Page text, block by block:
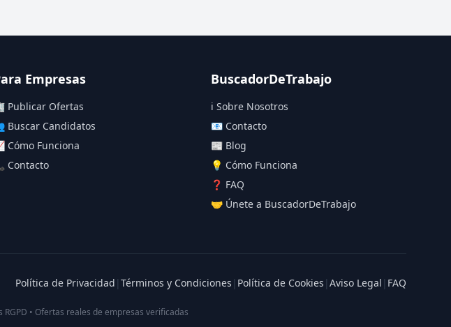
Empresas
Publicar Ofertas
Buscar Candidatos
Cómo Funciona
Contacto
BuscadorDeTrabajo
ℹ️ Sobre Nosotros
📧 Contacto
📰 Blog
💡 Cómo Funciona
❓ FAQ
🤝 Únete a BuscadorDeTrabajo
Política de Privacidad | Términos y Condiciones | Política de Cookies | Aviso Legal | FAQ
• Ofertas reales de empresas verificadas